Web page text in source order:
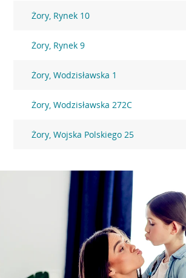
Żory, Rynek 10
Żory, Rynek 9
Żory, Wodzisławska 1
Żory, Wodzisławska 272C
Żory, Wojska Polskiego 25